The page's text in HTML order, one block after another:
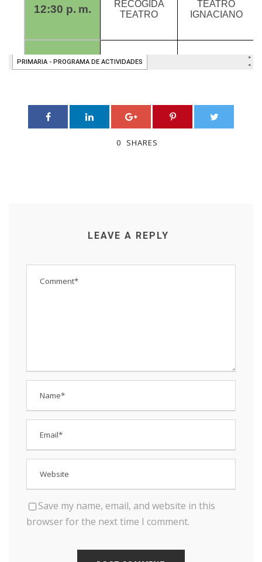
0 SHARES
LEAVE A REPLY
Save my name, email, and website in this
browser for the next time I comment.